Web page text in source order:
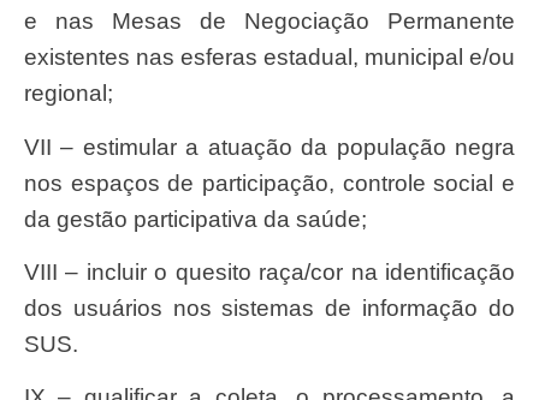
e nas Mesas de Negociação Permanente
existentes nas esferas estadual, municipal e/ou
regional;
VII – estimular a atuação da população negra
nos espaços de participação, controle social e
da gestão participativa da saúde;
VIII – incluir o quesito raça/cor na identificação
dos usuários nos sistemas de informação do
SUS.